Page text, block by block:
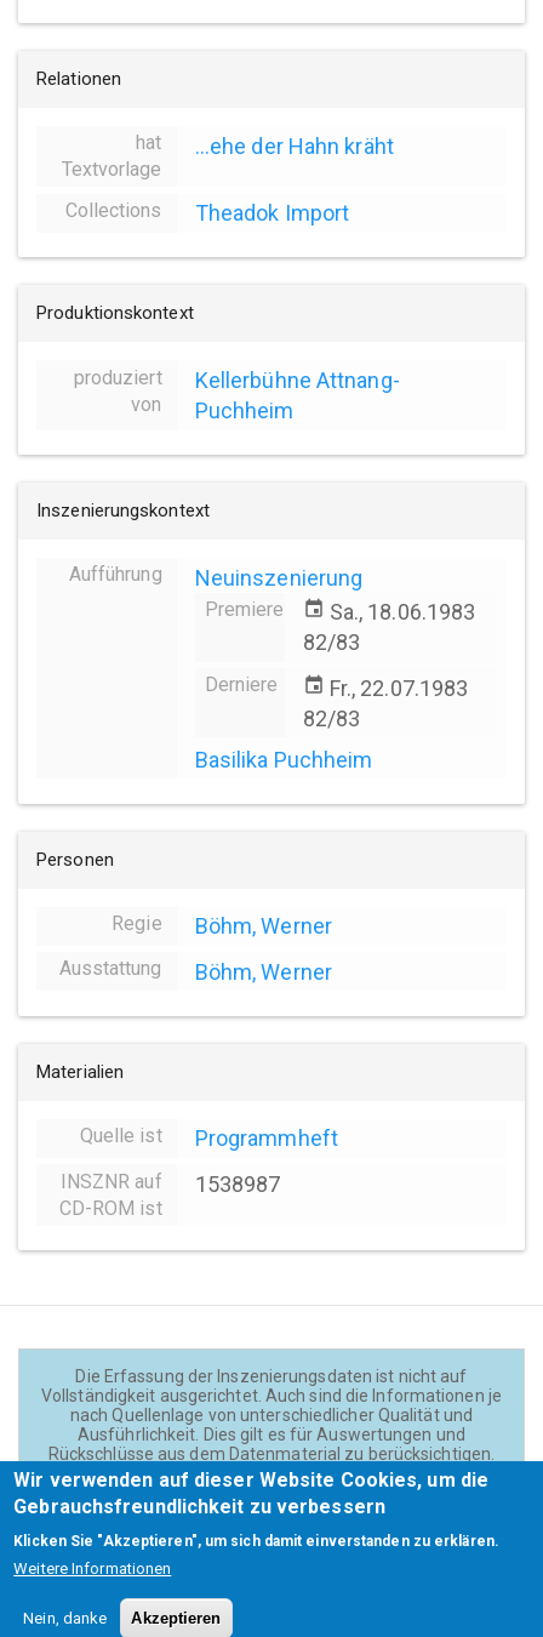
Relationen
hat
Textvorlage
...ehe der Hahn kräht
Collections Theadok Import
Produktionskontext
produziert
von
Kellerbühne Attnang-
Puchheim
Inszenierungskontext
Aufführung Neuinszenierung
Premiere event Sa., 18.06.1983
82/83
Derniere event Fr., 22.07.1983
82/83
Basilika Puchheim
Personen
Regie Böhm, Werner
Ausstattung Böhm, Werner
Materialien
Quelle ist Programmheft
INSZNR auf
CD-ROM ist
1538987
Die Erfassung der Inszenierungsdaten ist nicht auf
Vollständigkeit ausgerichtet. Auch sind die Informationen je
nach Quellenlage von unterschiedlicher Qualität und
Ausführlichkeit. Dies gilt es für Auswertungen und
Rückschlüsse aus dem Datenmaterial zu berücksichtigen.
Daten und Texte auf der Website sind - wenn nicht anders
angegeben - lizensiert unterCC BY 4.0(Creator:
Theadok.at).
Footer
Wir verwenden auf dieser Website Cookies, um die
Gebrauchsfreundlichkeit zu verbessern
Klicken Sie "Akzeptieren", um sich damit einverstanden zu erklären.
Weitere Informationen
Nein, danke Akzeptieren